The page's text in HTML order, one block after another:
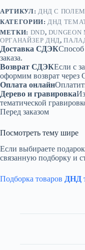
АРТИКУЛ: ДНД С ПОЛЕМ
КАТЕГОРИИ: ДНД
МЕТКИ: DND, DUNGEON
ОРГАНАЙЗЕР ДНД,
Доставка СДЭКСпособ
заказа.
Возврат СДЭКЕсли с
оформим возврат через
Оплата онлайн
Дерево и гравировка
тематической
Перед заказом
Посмотреть тему шире
Если выбираете
связанную подборку и
Подборка товаров ДНД